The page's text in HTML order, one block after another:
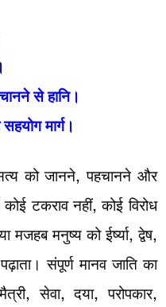
सेहानि।
सहयोगमार्ग।
को जानने, पहचानने और
टकराव नहीं, कोई विरोध
मजहब मनुष्य को ईर्ष्या, द्वेष,
संपूर्ण मानव जाति का
सेवा, दया, परोपकार,